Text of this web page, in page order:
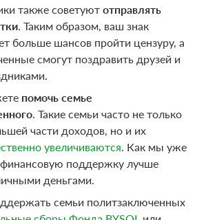
также советуютотправлять
. Таким образом, ваш знак
больше шансов пройти цензуру, а
смогут поздравить друзей и
помочь семье
. Такие семьи часто не только
части доходов, но и их
увеличиваются. Как мы уже
поддержку лучше
деньгами.
семьи политзаключенных